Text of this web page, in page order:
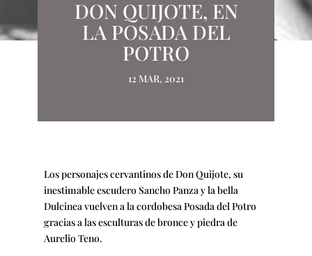
DON QUIJOTE, EN
LA POSADA DEL
POTRO
12 MAR, 2021
Los personajes cervantinos de Don Quijote, su
inestimable escudero Sancho Panza y la bella
Dulcinea vuelven a la cordobesa Posada del Potro
gracias a las esculturas de bronce y piedra de
Aurelio Teno.